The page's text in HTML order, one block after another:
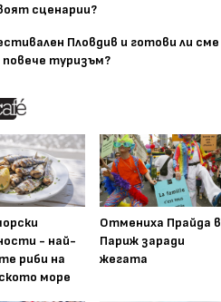
сценарии?
Пловдив и готови ли сме
повече туризъм?
- най-
риби на
море
Отмениха Прайда в
Париж заради
жегата